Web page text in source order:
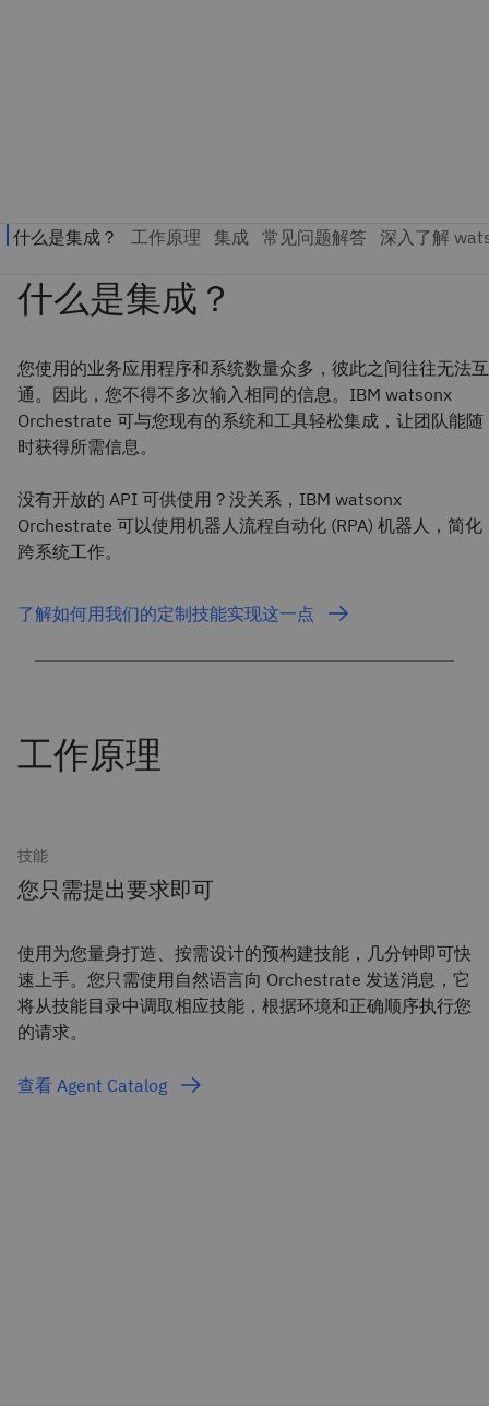
您使用的业务应用程序和系统数量众多，彼此之间往往无法互
通。因此，您不得不多次输入相同的信息。IBM watsonx
Orchestrate 可与您现有的系统和工具轻松集成，让团队能随
时获得所需信息。
没有开放的 API 可供使用？没关系，IBM watsonx
Orchestrate 可以使用机器人流程自动化 (RPA) 机器人，简化
跨系统工作。
了解如何用我们的定制技能实现这一点
技能
您只需提出要求即可
使用为您量身打造、按需设计的预构建技能，几分钟即可快
速上手。您只需使用自然语言向 Orchestrate 发送消息，它
将从技能目录中调取相应技能，根据环境和正确顺序执行您
的请求。
查看 Agent Catalog